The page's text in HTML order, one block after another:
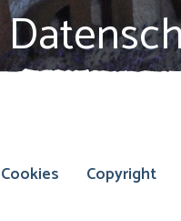
Cookies Copyright